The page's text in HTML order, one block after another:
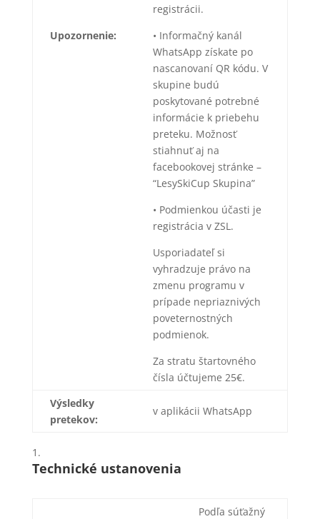
Upozornenie:
registrácii.
• Informačný kanál
WhatsApp získate po
nascanovaní QR kódu. V
skupine budú
poskytované potrebné
informácie k priebehu
preteku. Možnosť
stiahnuť aj na
facebookovej stránke –
“LesySkiCup Skupina”
• Podmienkou účasti je
registrácia v ZSL.
Usporiadateľ si
vyhradzuje právo na
zmenu programu v
prípade nepriaznivých
poveternostných
podmienok.
Za stratu štartovného
čísla účtujeme 25€.
Výsledky
pretekov:
v aplikácii WhatsApp
Technické ustanovenia
Podľa súťažný